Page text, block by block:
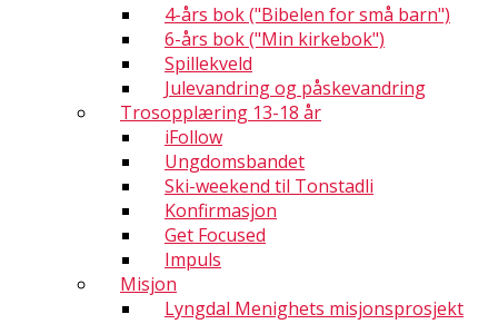
4-års bok ("Bibelen for små barn")
6-års bok ("Min kirkebok")
Spillekveld
Julevandring og påskevandring
Trosopplæring 13-18 år
iFollow
Ungdomsbandet
Ski-weekend til Tonstadli
Konfirmasjon
Get Focused
Impuls
Misjon
Lyngdal Menighets misjonsprosjekt